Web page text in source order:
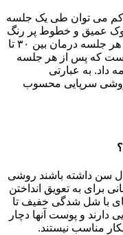
کم می توان طی یک جلسه
چروک عمیق و خطوط پر رنگ
تا سه جلسه درمان نیاز دارند. طول مدت هر جلسه درمان بین ۳۰ تا
است که پس از هر جلسه
داد. به عبارتی
و روشی سرپایی محسوب
برای افرادی که حداقل ۳۰ سال سن داشته باشند روشی
به تعویق انداختن
با شل شدگی خفیف تا
دارند و پوست آنها دچار
مناسب نیستند.